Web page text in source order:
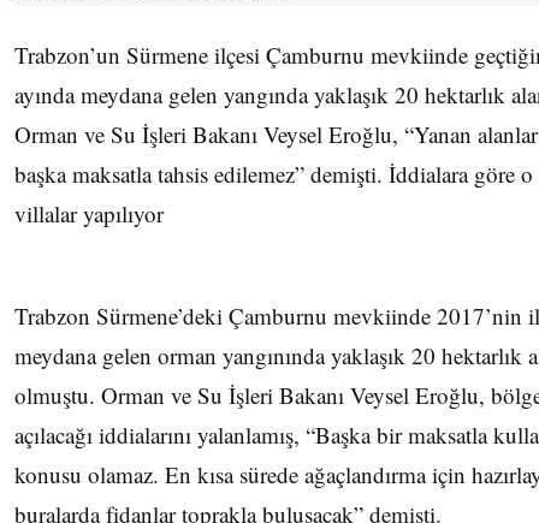
Trabzon’un Sürmene ilçesi Çamburnu mevkiinde
ayında meydana gelen yangında yaklaşık 20 hektarlık
Orman ve Su İşleri Bakanı Veysel Eroğlu, “Yanan
başka maksatla tahsis edilemez” demişti. İddialara göre
villalar yapılıyor
Trabzon Sürmene’deki Çamburnu mevkiinde 2017’nin
meydana gelen orman yangınında yaklaşık 20 hektarlık
olmuştu. Orman ve Su İşleri Bakanı Veysel Eroğlu,
açılacağı iddialarını yalanlamış, “Başka bir maksatla
konusu olamaz. En kısa sürede ağaçlandırma için
buralarda fidanlar toprakla buluşacak” demişti.